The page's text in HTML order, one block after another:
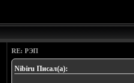
RE: РЭП
Nibiru Писал(а):